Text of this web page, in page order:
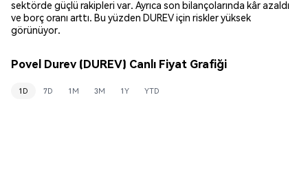
sektörde güçlü rakipleri var. Ayrıca son bilançolarında kâr azaldı
ve borç oranı arttı. Bu yüzden DUREV için riskler yüksek
görünüyor.
Povel Durev (DUREV) Canlı Fiyat Grafiği
1D 7D 1M 3M 1Y YTD